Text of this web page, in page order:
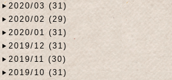
2020/03 (31)
2020/02 (29)
2020/01 (31)
2019/12 (31)
2019/11 (30)
2019/10 (31)